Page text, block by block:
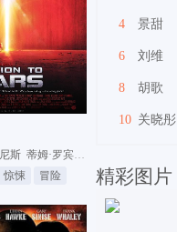
斯 蒂姆·罗宾斯
惊悚 冒险
4 景甜
6 刘维
8 胡歌
10 关晓彤
精彩图片